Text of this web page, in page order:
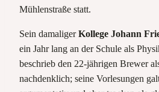
Mühlenstraße statt.
Sein damaligerKollege Johann
ein Jahr lang an der Schule als
beschrieb den 22-jährigen Brewer
nachdenklich; seine Vorlesungen